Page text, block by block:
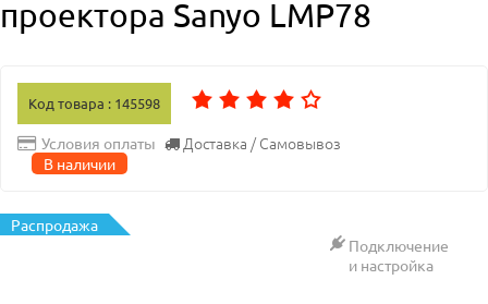
проектора Sanyo LMP78
Код товара : 145598
Условия оплаты Доставка / Самовывоз
В наличии
Распродажа
Подключение
и настройка